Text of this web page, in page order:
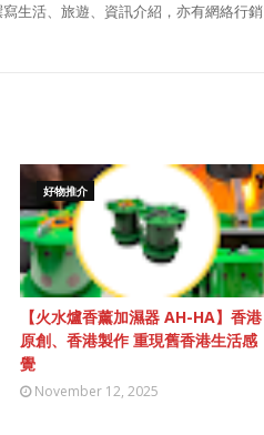
生活、旅遊、資訊介紹，亦有網絡行銷
好物推介
【火水爐香薰加濕器 AH-HA】香港
原創、香港製作 重現舊香港生活感
覺
November 12, 2025